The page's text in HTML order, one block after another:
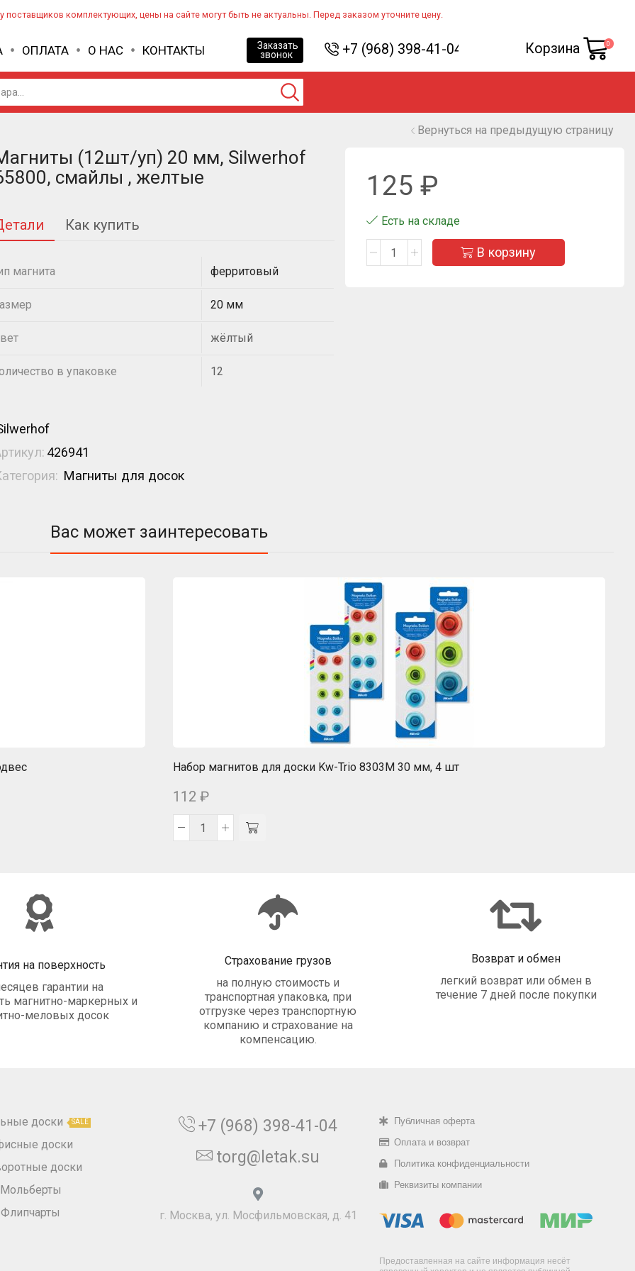
поставщиков комплектующих, цены на сайте могут быть не актуальны. Перед заказом уточните цену.
ОПЛАТА О НАС КОНТАКТЫ
Заказать
звонок
+7 (968) 398-41-04 Корзина 0
Вернуться на предыдущую страницу
(12шт/уп) 20 мм, Silwerhof
смайлы , желтые
Как купить
магнита ферритовый
20 мм
жёлтый
в упаковке 12
426941
Магниты для досок
125 ₽
Есть на складе
В корзину
Вас может заинтересовать
Набор магнитов для доски Kw-Trio 8303M 30 мм, 4 шт
112 ₽
на поверхность
гарантии на
магнитно-маркерных и
меловых досок
Страхование грузов
на полную стоимость и
транспортная упаковка, при
отгрузке через транспортную
компанию и страхование на
компенсацию.
Возврат и обмен
легкий возврат или обмен в
течение 7 дней после покупки
доски SALE
доски
доски
Мольберты
Флипчарты
+7 (968) 398-41-04
torg@letak.su
г. Москва, ул. Мосфильмовская, д. 41
Публичная оферта
Оплата и возврат
Политика конфиденциальности
Реквизиты компании
Предоставленная на сайте информация несёт